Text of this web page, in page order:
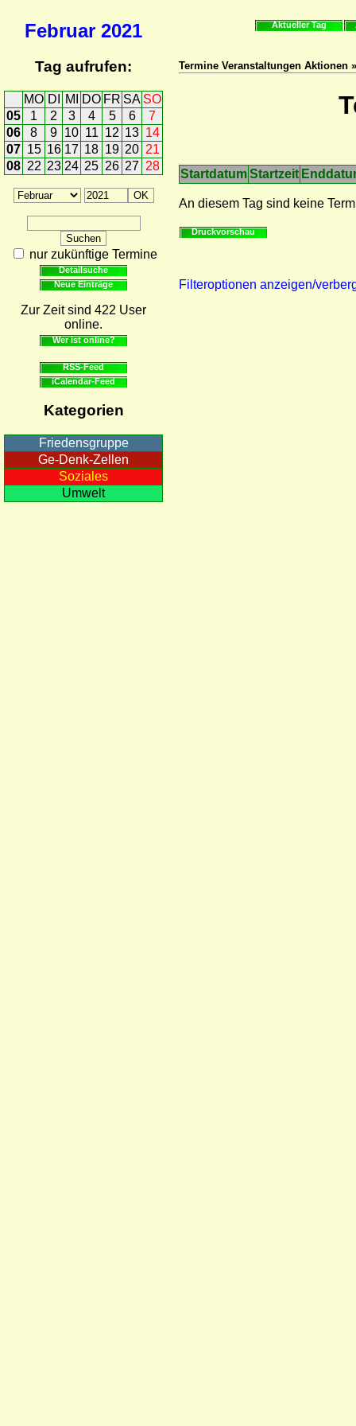
Februar 2021
Tag aufrufen:
MO DI MI DO FR SA SO
05
1 2 3 4 5 6
7
06
8 9 10 11 12 13 14
07 15 16 17 18 19 20 21
08 22 23 24 25 26 27 28
nur zukünftige Termine
Detailsuche
Neue Einträge
Zur Zeit sind 422 User
online.
Wer ist online?
RSS-Feed
iCalendar-Feed
Kategorien
Friedensgruppe
Ge-Denk-Zellen
Soziales
Umwelt
Aktueller Tag
Termine Veranstaltungen Aktionen
StartdatumStartzeit
An diesem Tag sind keine
Druckvorschau
Filteroptionen anzeigen/